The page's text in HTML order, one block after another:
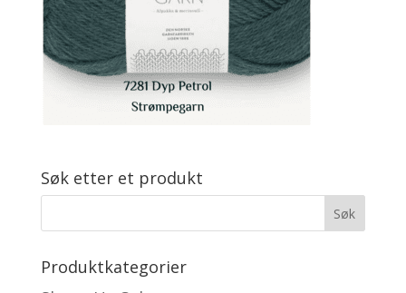
Søk etter et produkt
Produktkategorier